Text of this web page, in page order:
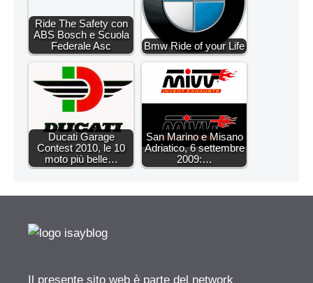
Ride The Safety con
ABS Bosch e Scuola
Federale Asc
Bmw Ride of your Life
Ducati Garage
Contest 2010, le 10
moto più belle…
San Marino e Misano
Adriatico, 6 settembre
2009:…
Il presente sito web è parte del network